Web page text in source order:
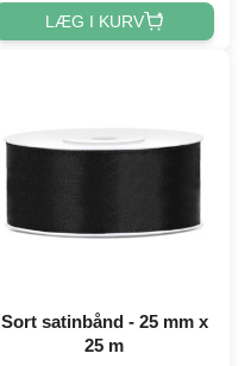
LÆG I KURV
Sort satinbånd - 25 mm x
25 m